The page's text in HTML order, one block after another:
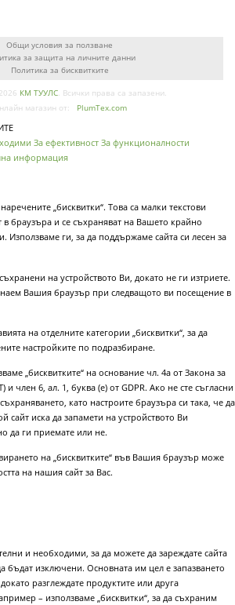
Общи условия за ползване
за защита на личните данни
Политика за бисквитките
КМ ТУУЛС. Всички права са запазени.
магазин от:
PlumTex.com
За ефективност За функционалности
информация
„бисквитки“. Това са малки текстови
в браузъра и се съхраняват на Вашето крайно
Използваме ги, за да поддържаме сайта си лесен за
на устройството Ви, докато не ги изтриете.
Вашия браузър при следващото ви посещение в
на отделните категории „бисквитки“, за да
настройките по подразбиране.
„бисквитките“ на основание чл. 4а от Закона за
и член 6, ал. 1, буква (е) от GDPR. Ако не сте съгласни
като настроите браузъра си така, че да
сайт иска да запамети на устройството Ви
да ги приемате или не.
на „бисквитките“ във Вашия браузър може
на нашия сайт за Вас.
и необходими, за да можете да зареждате сайта
бъдат изключени. Основната им цел е запазването
разглеждате продуктите или друга
– използваме „бисквитки“, за да съхраним